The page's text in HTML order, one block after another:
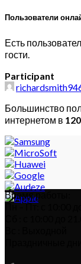
Пользователи
Есть
гости.
Participant
Большинство
интернетом в
Время работы:
Пн – Пт: с 10:00